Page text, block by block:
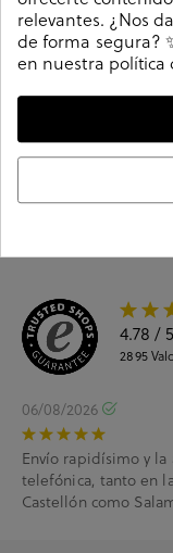
Guía de tallas
Información del
4.78 /
2895
06/08/2026
Envío rapidísimo y la
telefónica, tanto en
Castellón como
relevantes. ¿Nos
de forma segura?
en nuestra política